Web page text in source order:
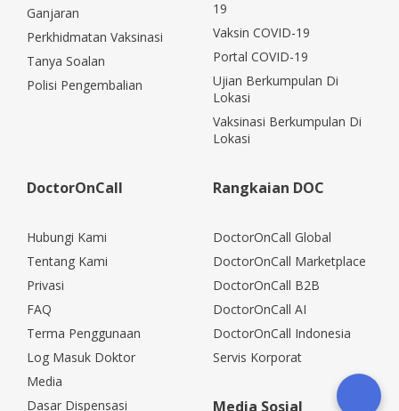
Ganjaran
Perkhidmatan Vaksinasi
Tanya Soalan
Polisi Pengembalian
19
Vaksin COVID-19
Portal COVID-19
Ujian Berkumpulan Di
Lokasi
Vaksinasi Berkumpulan Di
Lokasi
DoctorOnCall
Hubungi Kami
Tentang Kami
Privasi
FAQ
Terma Penggunaan
Log Masuk Doktor
Media
Dasar Dispensasi
Rangkaian DOC
DoctorOnCall Global
DoctorOnCall Marketplace
DoctorOnCall B2B
DoctorOnCall AI
DoctorOnCall Indonesia
Servis Korporat
Media Sosial